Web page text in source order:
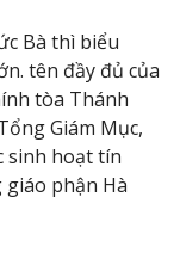
Bà thì biểu
tên đầy đủ của
tòa Thánh
Giám Mục,
sinh hoạt tín
phận Hà